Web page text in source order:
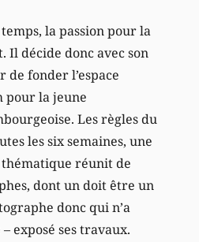
la passion pour la
Il décide donc avec son
de fonder l’espace
pour la jeune
Les règles du
les six semaines, une
réunit de
dont un doit être un
donc qui n’a
exposé ses travaux.